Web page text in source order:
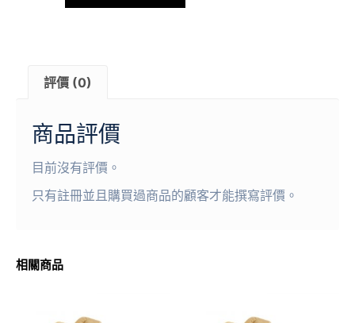
評價 (0)
商品評價
目前沒有評價。
只有註冊並且購買過商品的顧客才能撰寫評價。
相關商品